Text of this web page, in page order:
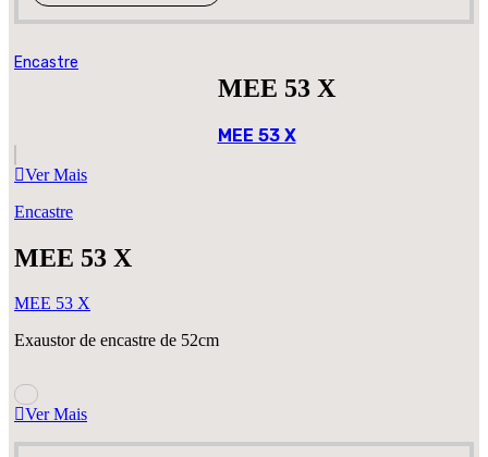
Encastre
MEE 53 X
MEE 53 X
Ver Mais
Encastre
MEE 53 X
MEE 53 X
Exaustor de encastre de 52cm
Ver Mais